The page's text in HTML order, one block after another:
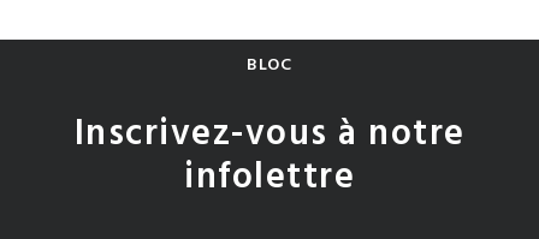
BLOC
Inscrivez-vous à notre
infolettre